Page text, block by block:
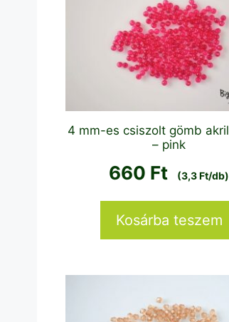
4 mm-es csiszolt gömb
– pink
660 Ft (3,3 Ft/db)
Kosárba teszem